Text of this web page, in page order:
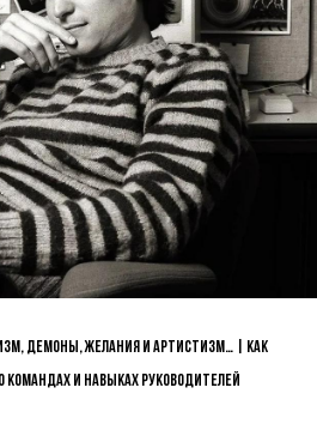
демоны, желания и артистизм… | Как
командах и навыках руководителей